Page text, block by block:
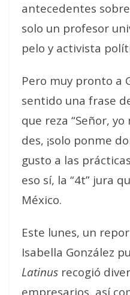
antecedentes
solo un profesor
pelo y activista
Pero muy pronto a
sentido una frase
que reza “Señor,
des, ¡solo ponme
gusto a las
eso sí, la “4t” jura
México.
Este lunes, un
Isabella González
Latinus recogió
empresarios, así